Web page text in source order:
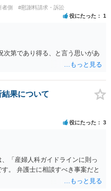
えられます。
者側 #慰謝料請求・訴訟
役にたった 1
次第であり得る、と言う思いがあ
果について
役にたった 3
「産婦人科ガイドラインに則っ
。 弁護士に相談すべき事案だと